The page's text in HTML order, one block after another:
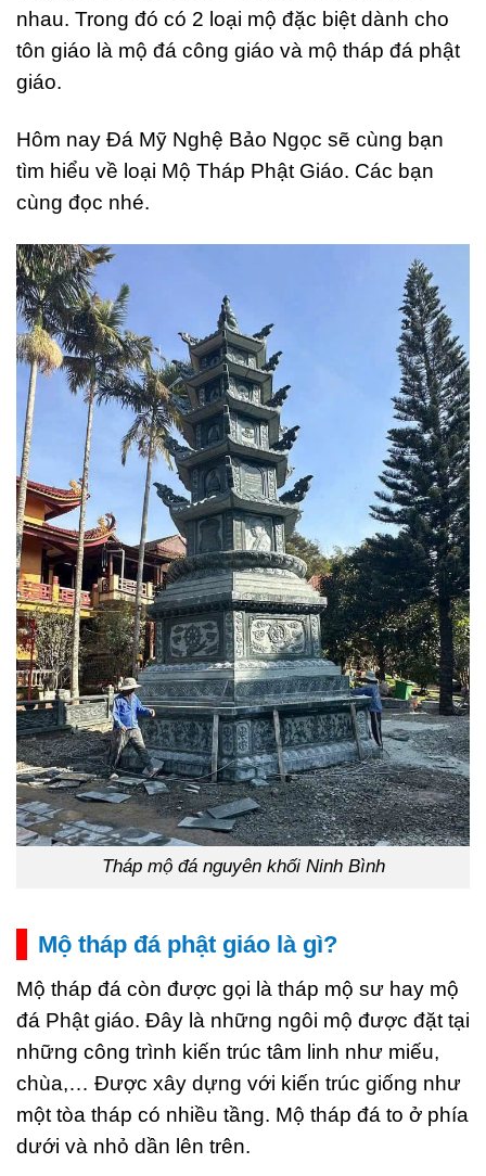
nhau. Trong đó có 2 loại mộ đặc biệt dành cho
tôn giáo là mộ đá công giáo và mộ tháp đá phật
giáo.
Hôm nay Đá Mỹ Nghệ Bảo Ngọc sẽ cùng bạn
tìm hiểu về loại Mộ Tháp Phật Giáo. Các bạn
cùng đọc nhé.
Tháp mộ đá nguyên khối Ninh Bình
Mộ tháp đá phật giáo là gì?
Mộ tháp đá còn được gọi là tháp mộ sư hay mộ
đá Phật giáo. Đây là những ngôi mộ được đặt tại
những công trình kiến trúc tâm linh như miếu,
chùa,… Được xây dựng với kiến trúc giống như
một tòa tháp có nhiều tầng. Mộ tháp đá to ở phía
dưới và nhỏ dần lên trên.